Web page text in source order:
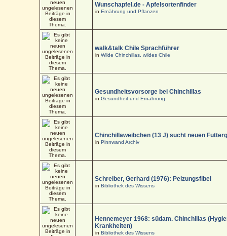
Wunschapfel.de - Apfelsortenfinder
inErnährung und Pflanzen
walk&talk Chile Sprachführer
inWilde Chinchillas, wildes Chile
Gesundheitsvorsorge bei Chinchillas
inGesundheit und Ernährung
Chinchillaweibchen (13 J) sucht neuen
inPinnwand Archiv
Schreiber, Gerhard (1976): Pelzungsfibel
inBibliothek des Wissens
Hennemeyer 1968: südam. Chinchillas
Krankheiten)
inBibliothek des Wissens